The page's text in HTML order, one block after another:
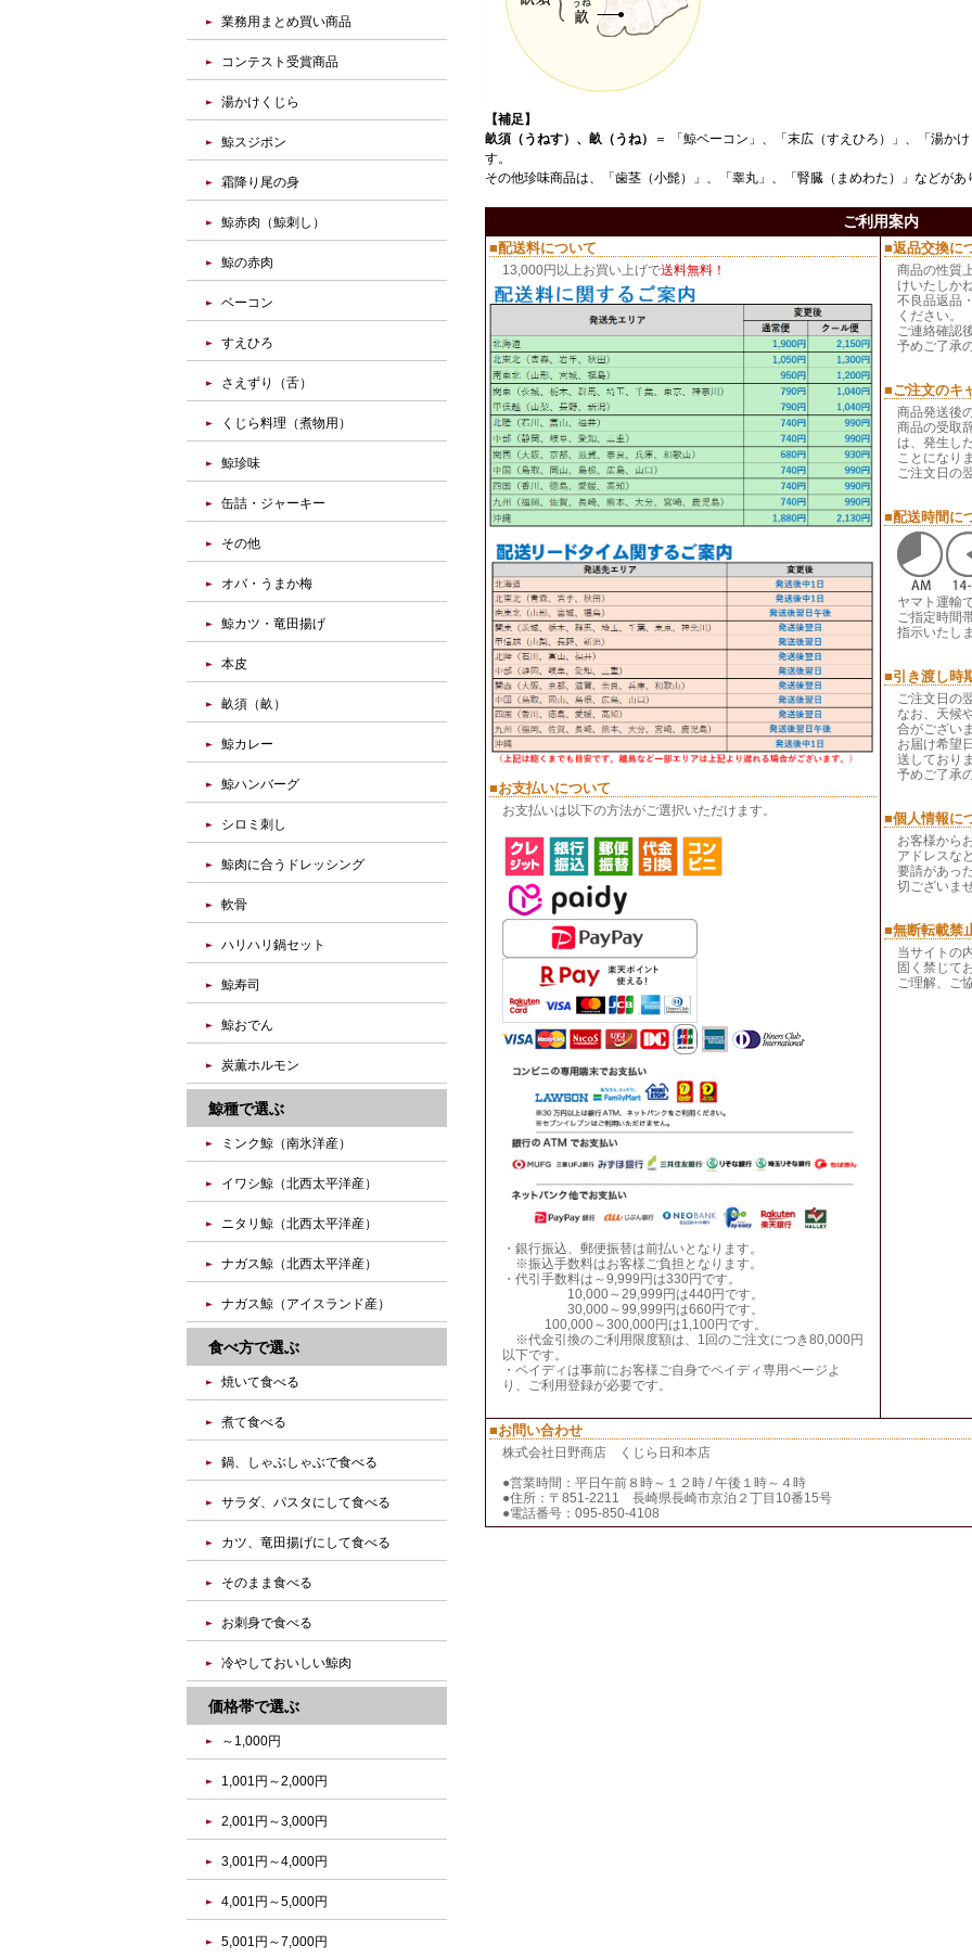
【補足】
畝須（うねす）、畝（うね）
＝ 「 鯨ベーコン 」、「 末広（すえひろ） 」、「 湯か
す。
その他珍味商品は、「 歯茎（小髭） 」、「 睾丸 」、「 腎臓（まめわた） 」などがあ
ご利用案内
■配送料について
13,000円以上お買い上げで送料無料！
■お支払いについて
お支払いは以下の方法がご選択いただけます。
・銀行振込、郵便振替は前払いとなります。
※振込手数料はお客様ご負担となります。
・代引手数料は～9,999円は330円です。
10,000～29,999円は440円です。
30,000～99,999円は660円です。
100,000～300,000円は1,100円です。
※代金引換のご利用限度額は、1回のご注文につき80,000円
以下です。
・ペイディは事前にお客様ご自身でペイディ専用ページよ
り、ご利用登録が必要です。
■返品交換に
商品の性質
けいたしか
不良品返品
ください。
ご連絡確認
予めご了承
■ご注文のキ
商品発送後
商品の受取
は、発生し
ことになり
ご注文日の
■配送時間に
ヤマト運輸
ご指定時間
指示いたし
■引き渡し時
ご注文日の
なお、天候
合がござい
お届け希望
送しており
予めご了承
■個人情報に
お客様から
アドレスな
要請があっ
切ございま
■無断転載禁
当サイトの
固く禁じて
ご理解、ご
■お問い合わせ
株式会社日野商店 くじら日和本店
●営業時間：平日午前８時～１２時 / 午後１時～４時
●住所：〒851-2211 長崎県長崎市京泊２丁目10番15号
●電話番号：095-850-4108
業務用まとめ買い商品
コンテスト受賞商品
湯かけくじら
鯨スジポン
霜降り尾の身
鯨赤肉（鯨刺し）
鯨の赤肉
ベーコン
すえひろ
さえずり（舌）
くじら料理（煮物用）
鯨珍味
缶詰・ジャーキー
その他
オバ・うまか梅
鯨カツ・竜田揚げ
本皮
畝須（畝）
鯨カレー
鯨ハンバーグ
シロミ刺し
鯨肉に合うドレッシング
軟骨
ハリハリ鍋セット
鯨寿司
鯨おでん
炭薫ホルモン
鯨種で選ぶ
ミンク鯨（南氷洋産）
イワシ鯨（北西太平洋産）
ニタリ鯨（北西太平洋産）
ナガス鯨（北西太平洋産）
ナガス鯨（アイスランド産）
食べ方で選ぶ
焼いて食べる
煮て食べる
鍋、しゃぶしゃぶで食べる
サラダ、パスタにして食べる
カツ、竜田揚げにして食べる
そのまま食べる
お刺身で食べる
冷やしておいしい鯨肉
価格帯で選ぶ
～1,000円
1,001円～2,000円
2,001円～3,000円
3,001円～4,000円
4,001円～5,000円
5,001円～7,000円